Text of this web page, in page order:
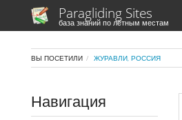
Paragliding Sites
база знаний по лётным местам
ВЫ ПОСЕТИЛИ ЖУРАВЛИ, РОССИЯ
Навигация